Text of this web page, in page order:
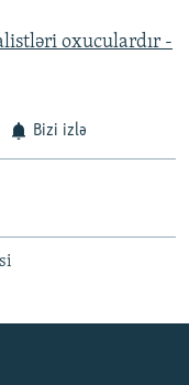
oxuculardır -
Bizi izlə